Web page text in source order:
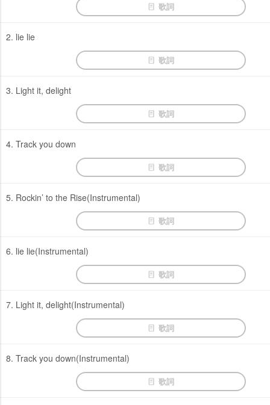
歌詞
2. lie lie
歌詞
3. Light it, delight
歌詞
4. Track you down
歌詞
5. Rockin’ to the Rise(Instrumental)
歌詞
6. lie lie(Instrumental)
歌詞
7. Light it, delight(Instrumental)
歌詞
8. Track you down(Instrumental)
歌詞